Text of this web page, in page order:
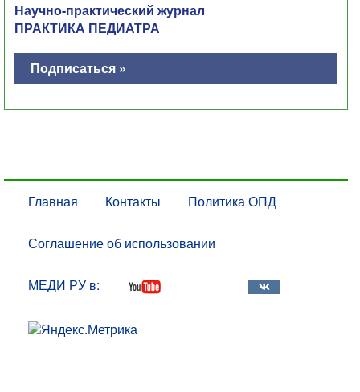
Научно-практический журнал
ПРАКТИКА ПЕДИАТРА
Подписаться »
Главная Контакты Политика ОПД
Соглашение об использовании
МЕДИ РУ в: